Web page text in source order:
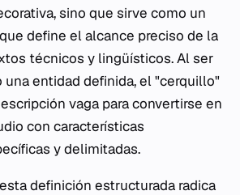
sino que sirve como un
define el alcance preciso de la
técnicos y lingüísticos. Al ser
una entidad definida, el "cerquillo"
vaga para convertirse en
con características
y delimitadas.
definición estructurada radica